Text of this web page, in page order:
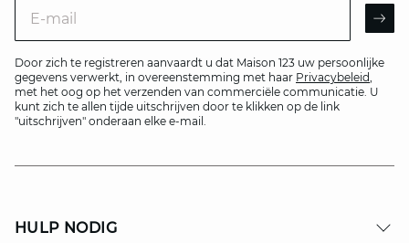
Door zich te registreren aanvaardt u dat Maison 123 uw persoonlijke
gegevens verwerkt, in overeenstemming met haar Privacybeleid,
met het oog op het verzenden van commerciële communicatie. U
kunt zich te allen tijde uitschrijven door te klikken op de link
"uitschrijven" onderaan elke e-mail.
HULP NODIG